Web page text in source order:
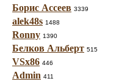
Борис Ассеев 3339
alek48s 1488
Ronny 1390
Белков Альберт 515
VSx86 446
Admin 411